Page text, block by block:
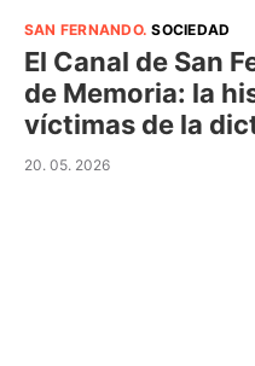
SAN FERNANDO.SOCIEDAD
El Canal de San
de Memoria: la
víctimas de la
20. 05. 2026